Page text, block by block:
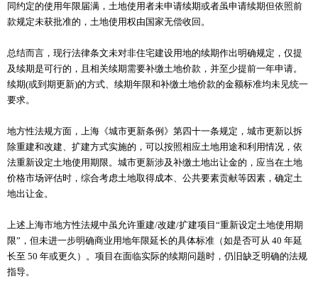
同约定的使用年限届满，土地使用者未申请续期或者虽申请续期但依照前
款规定未获批准的，土地使用权由国家无偿收回。
总结而言，现行法律条文未对非住宅建设用地的续期作出明确规定，仅提
及续期是可行的，且相关续期需要补缴土地价款，并至少提前一年申请。
续期(或到期更新)的方式、续期年限和补缴土地价款的金额标准均未见统一
要求。
地方性法规方面，上海《城市更新条例》第四十一条规定，城市更新以拆
除重建和改建、扩建方式实施的，可以按照相应土地用途和利用情况，依
法重新设定土地使用期限。城市更新涉及补缴土地出让金的，应当在土地
价格市场评估时，综合考虑土地取得成本、公共要素贡献等因素，确定土
地出让金。
上述上海市地方性法规中虽允许重建/改建/扩建项目“重新设定土地使用期
限”，但未进一步明确商业用地年限延长的具体标准（如是否可从 40 年延
长至 50 年或更久）。项目在面临实际的续期问题时，仍旧缺乏明确的法规
指导。